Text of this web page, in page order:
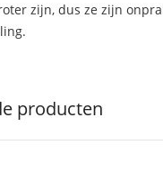
zijn, dus ze zijn
producten